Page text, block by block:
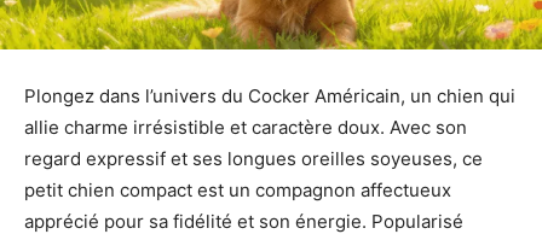
Plongez dans l’univers du Cocker Américain, un chien qui
allie charme irrésistible et caractère doux. Avec son
regard expressif et ses longues oreilles soyeuses, ce
petit chien compact est un compagnon affectueux
apprécié pour sa fidélité et son énergie. Popularisé